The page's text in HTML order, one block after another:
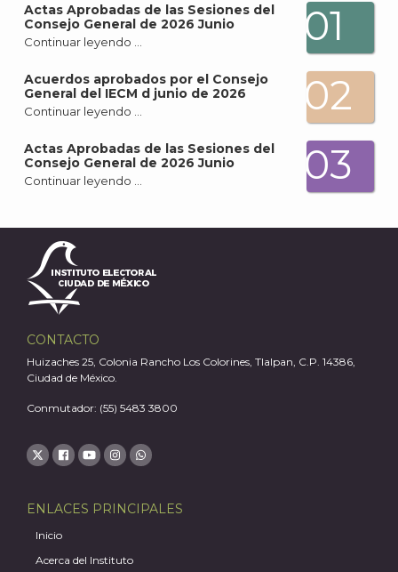
Actas Aprobadas de las Sesiones del
Consejo General de 2026 Junio
Continuar leyendo … 01
Acuerdos aprobados por el Consejo
General del IECM d junio de 2026
Continuar leyendo … 02
Actas Aprobadas de las Sesiones del
Consejo General de 2026 Junio
Continuar leyendo … 03
CONTACTO
Huizaches 25, Colonia Rancho Los Colorines, Tlalpan, C.P. 14386,
Ciudad de México.
Conmutador: (55) 5483 3800
ENLACES PRINCIPALES
Inicio
Acerca del Instituto